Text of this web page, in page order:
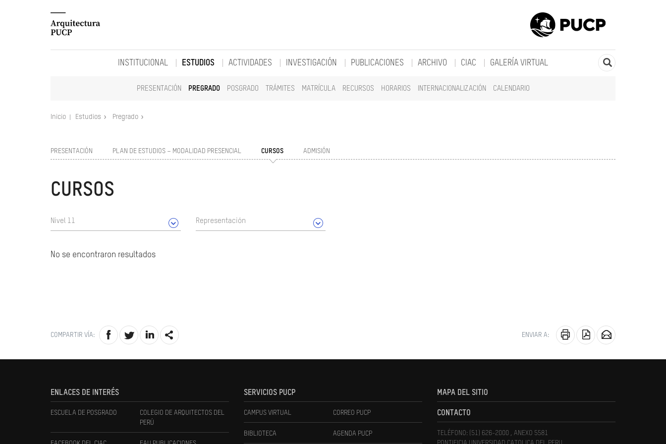
INSTITUCIONAL ESTUDIOS
PRESENTACIÓN PREGRADO POSGRADO TRÁMITES MATRÍCULA RECURSOS HORARIOS INTERNACIONALIZACIÓN CALENDARIO
ACTIVIDADES INVESTIGACIÓN PUBLICACIONES ARCHIVO CIAC GALERÍA VIRTUAL
Inicio Estudios Pregrado
PRESENTACIÓN PLAN DE ESTUDIOS – MODALIDAD PRESENCIAL CURSOS ADMISIÓN
CURSOS
Nivel 11 Representación
No se encontraron resultados
COMPARTIR VÍA: ENVIAR A:
ENLACES DE INTERÉS
ESCUELA DE POSGRADO
COLEGIO DE ARQUITECTOS DEL
PERÚ
SERVICIOS PUCP
CAMPUS VIRTUAL CORREO PUCP
BIBLIOTECA AGENDA PUCP
MAPA DEL SITIO
CONTACTO
TELÉFONO: (51) 626-2000 , ANEXO 5581